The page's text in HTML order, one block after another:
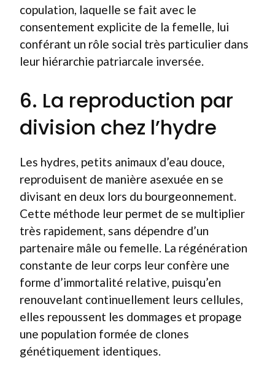
copulation, laquelle se fait avec le
consentement explicite de la femelle, lui
conférant un rôle social très particulier dans
leur hiérarchie patriarcale inversée.
6. La reproduction par
division chez l’hydre
Les hydres, petits animaux d’eau douce,
reproduisent de manière asexuée en se
divisant en deux lors du bourgeonnement.
Cette méthode leur permet de se multiplier
très rapidement, sans dépendre d’un
partenaire mâle ou femelle. La régénération
constante de leur corps leur confère une
forme d’immortalité relative, puisqu’en
renouvelant continuellement leurs cellules,
elles repoussent les dommages et propage
une population formée de clones
génétiquement identiques.